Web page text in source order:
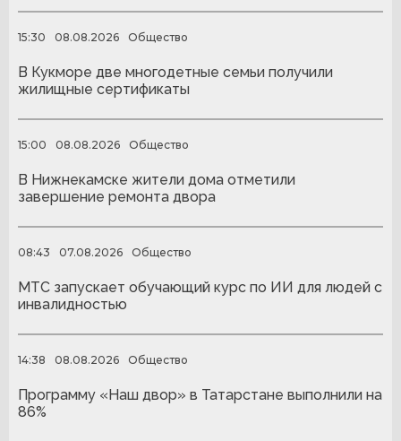
15:30 08.08.2026 Общество
В Кукморе две многодетные семьи получили
жилищные сертификаты
15:00 08.08.2026 Общество
В Нижнекамске жители дома отметили
завершение ремонта двора
08:43 07.08.2026 Общество
МТС запускает обучающий курс по ИИ для людей с
инвалидностью
14:38 08.08.2026 Общество
Программу «Наш двор» в Татарстане выполнили на
86%